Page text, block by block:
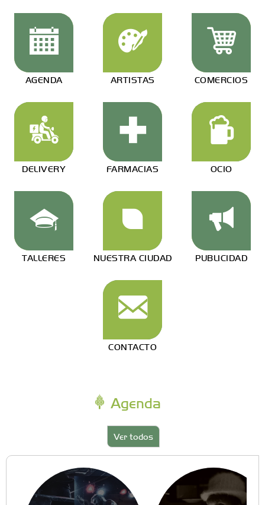
AGENDA ARTISTAS COMERCIOS
DELIVERY FARMACIAS OCIO
TALLERES NUESTRA CIUDAD PUBLICIDAD
CONTACTO
Agenda
Ver todos